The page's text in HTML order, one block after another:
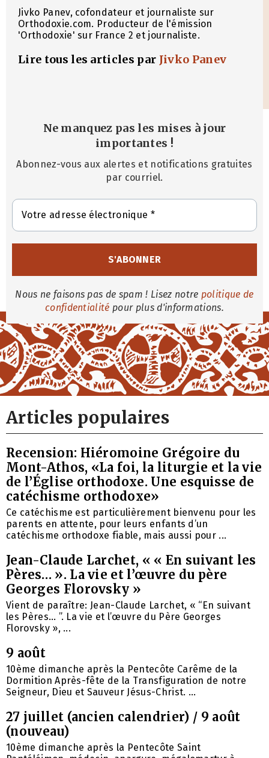
Jivko Panev, cofondateur et journaliste sur
Orthodoxie.com. Producteur de l'émission
'Orthodoxie' sur France 2 et journaliste.
Lire tous les articles par Jivko Panev
Ne manquez pas les mises à jour
importantes !
Abonnez-vous aux alertes et notifications gratuites
par courriel.
Nous ne faisons pas de spam ! Lisez notre politique de
confidentialité pour plus d'informations.
Articles populaires
Recension: Hiéromoine Grégoire du
Mont-Athos, «La foi, la liturgie et la vie
de l’Église orthodoxe. Une esquisse de
catéchisme orthodoxe»
Ce catéchisme est particulièrement bienvenu pour les
parents en attente, pour leurs enfants d’un
catéchisme orthodoxe fiable, mais aussi pour ...
Jean-Claude Larchet, « « En suivant les
Pères… ». La vie et l’œuvre du père
Georges Florovsky »
Vient de paraître: Jean-Claude Larchet, « “En suivant
les Pères… ”. La vie et l’œuvre du Père Georges
Florovsky », ...
9 août
10ème dimanche après la Pentecôte Carême de la
Dormition Après-fête de la Transfiguration de notre
Seigneur, Dieu et Sauveur Jésus-Christ. ...
27 juillet (ancien calendrier) / 9 août
(nouveau)
10ème dimanche après la Pentecôte Saint